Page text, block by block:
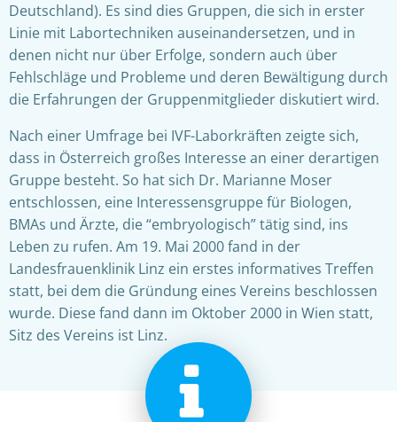
Deutschland). Es sind dies Gruppen, die sich in erster
Linie mit Labortechniken auseinandersetzen, und in
denen nicht nur über Erfolge, sondern auch über
Fehlschläge und Probleme und deren Bewältigung durch
die Erfahrungen der Gruppenmitglieder diskutiert wird.
Nach einer Umfrage bei IVF-Laborkräften zeigte sich,
dass in Österreich großes Interesse an einer derartigen
Gruppe besteht. So hat sich Dr. Marianne Moser
entschlossen, eine Interessensgruppe für Biologen,
BMAs und Ärzte, die “embryologisch” tätig sind, ins
Leben zu rufen. Am 19. Mai 2000 fand in der
Landesfrauenklinik Linz ein erstes informatives Treffen
statt, bei dem die Gründung eines Vereins beschlossen
wurde. Diese fand dann im Oktober 2000 in Wien statt,
Sitz des Vereins ist Linz.